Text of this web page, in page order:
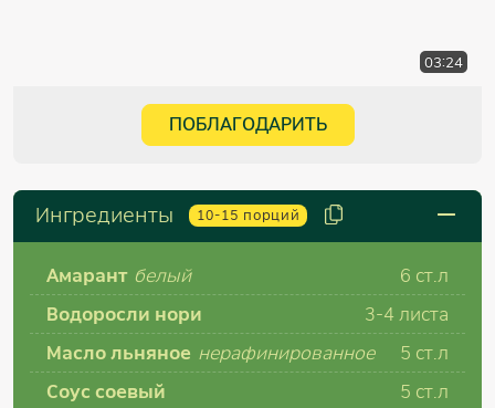
03:24
ПОБЛАГОДАРИТЬ
Ингредиенты 10-15 порций
Амарант белый
6 ст.л
Водоросли нори
3-4 листа
Масло льняное нерафинированное
5 ст.л
Соус соевый
5 ст.л